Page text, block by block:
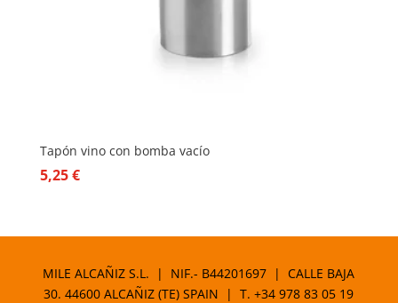
Tapón vino con bomba vacío
5,25€
MILE ALCAÑIZ S.L. | NIF.- B44201697 | CALLE BAJA
30. 44600 ALCAÑIZ (TE) SPAIN | T.+34 978 83 05 19